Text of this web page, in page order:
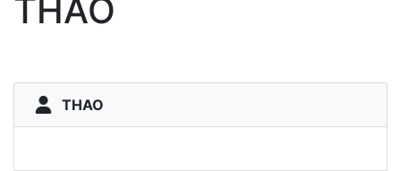
THAO
THAO